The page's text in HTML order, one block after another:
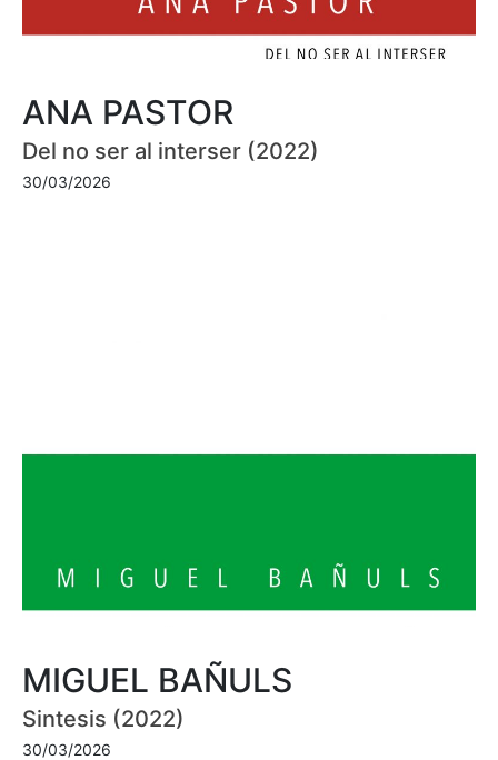
ANA PASTOR
Del no ser al interser (2022)
30/03/2026
MIGUEL BAÑULS
Sintesis (2022)
30/03/2026